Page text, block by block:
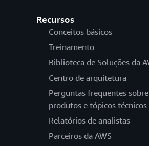
Recursos
Conceitos básicos
Treinamento
Biblioteca de Soluções da
Centro de arquitetura
Perguntas frequentes sobre
produtos e tópicos técnicos
Relatórios de analistas
Parceiros da AWS